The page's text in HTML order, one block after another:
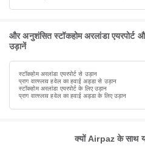
और अनुशंसित स्टॉकहोम अरलांडा एयरपोर्ट
उड़ानें
स्टॉकहोम अरलांडा एयरपोर्ट से उड़ान
प्राग वात्स्लाव हवेल का हवाई अड्डा से उड़ान
स्टॉकहोम अरलांडा एयरपोर्ट के लिए उड़ान
प्राग वात्स्लाव हवेल का हवाई अड्डा के लिए उड़ान
क्यों Airpaz के साथ